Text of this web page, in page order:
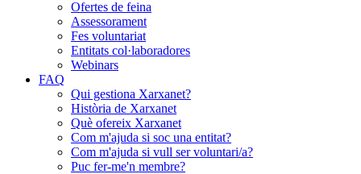
Ofertes de feina
Assessorament
Fes voluntariat
Entitats col·laboradores
Webinars
FAQ
Qui gestiona Xarxanet?
Història de Xarxanet
Què ofereix Xarxanet
Com m'ajuda si soc una entitat?
Com m'ajuda si vull ser voluntari/a?
Puc fer-me'n membre?